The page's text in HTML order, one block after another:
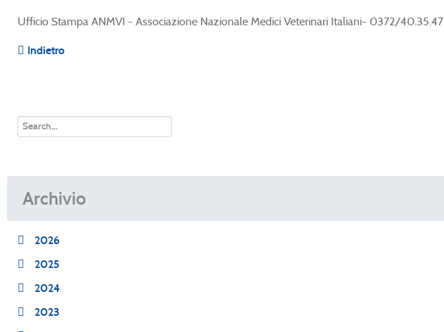
Ufficio Stampa ANMVI - Associazione Nazionale Medici Veterinari Italiani- 0372/40.35.47
Indietro
Archivio
2026
2025
2024
2023